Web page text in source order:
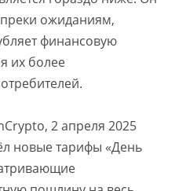
ожиданиям,
финансовую
их более
2 апреля 2025
новые тарифы «День